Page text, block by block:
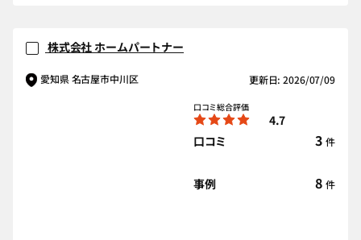
株式会社 ホームパートナー
愛知県 名古屋市中川区 更新日: 2026/07/09
口コミ総合評価
4.7
口コミ
3 件
事例 8 件